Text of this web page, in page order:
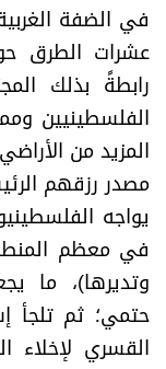
في الضفة
عشرات الطرق
رابطةً بذلك
الفلسطينيين
المزيد من
مصدر رزقهم
يواجه
في معظم
وتديرها)، ما
حتمي؛ ثم تلجأ
القسري لإخلاء